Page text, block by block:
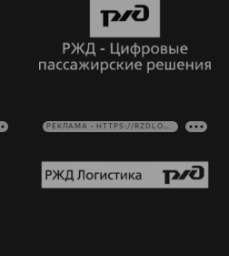
РЕКЛАМА • HTTPS://RZDLOG.RU/